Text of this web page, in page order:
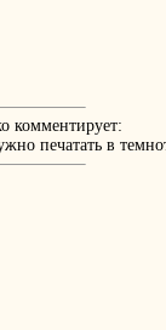
комментирует:
печатать в